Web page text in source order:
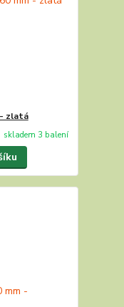
- zlatá
skladem 3 balení